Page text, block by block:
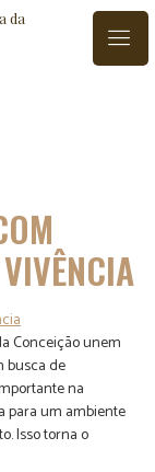
da
Conceição unem
busca de
na
para um ambiente
Isso torna o